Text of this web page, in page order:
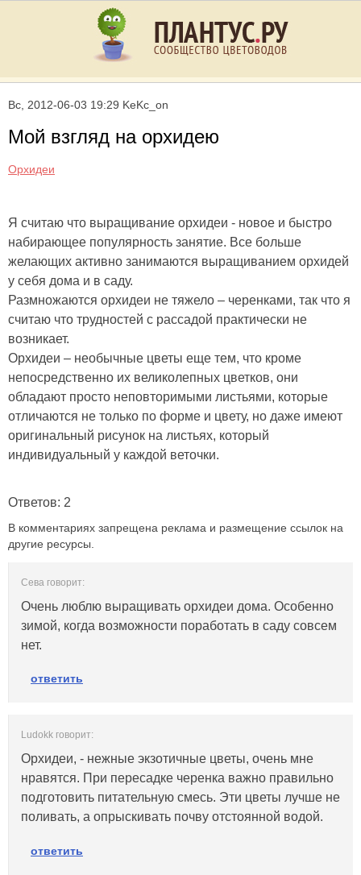
Вс, 2012-06-03 19:29 KeKc_on
Мой взгляд на орхидею
Орхидеи
Я считаю что выращивание орхидеи - новое и быстро
набирающее популярность занятие. Все больше
желающих активно занимаются выращиванием орхидей
у себя дома и в саду.
Размножаются орхидеи не тяжело – черенками, так что я
считаю что трудностей с рассадой практически не
возникает.
Орхидеи – необычные цветы еще тем, что кроме
непосредственно их великолепных цветков, они
обладают просто неповторимыми листьями, которые
отличаются не только по форме и цвету, но даже имеют
оригинальный рисунок на листьях, который
индивидуальный у каждой веточки.
Ответов: 2
В комментариях запрещена реклама и размещение ссылок на
другие ресурсы.
Сева говорит:
Очень люблю выращивать орхидеи дома. Особенно
зимой, когда возможности поработать в саду совсем
нет.
ответить
Ludokk говорит:
Орхидеи, - нежные экзотичные цветы, очень мне
нравятся. При пересадке черенка важно правильно
подготовить питательную смесь. Эти цветы лучше не
поливать, а опрыскивать почву отстоянной водой.
ответить